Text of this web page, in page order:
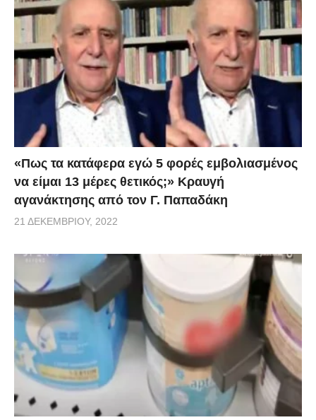
όπως είθισται στα Βαλκάνια, όταν παρουσιάζεται η
ευκαιρία να συμπεριφερθεί κανείς «πατριωτικά»,
υπονομεύοντας με αυτόν τον τρόπο την έννοια του
πατριωτισμού. Το δικαστήριο αποφάσισε ότι η
συμφωνία δεν ήταν σωστή.
(Γ.Μ.): Για ποιους λόγους;
(Ε.Ρ.): Το δικαστήριο αποφάνθηκε ότι η συμφωνία
ήταν επιζήμια για τα εθνικά μας συμφέροντα. Από
εκπλήσσομαι θετικά από την ελληνική κυβέρνηση,
τον πρωθυπουργό κύριο Μητσοτάκη και τον υπουργό
εξωτερικών κύριο Δένδια, γιατί είναι εκπληκτικοί
άνθρωποι, με ανοιχτή καρδιά και με την θέληση να
προχωρήσουν, χωρίς κρυφή ατζέντα και την
φιλοδοξία να φέρουν τις σχέσεις των χωρών στο ίδιο
επίπεδο των σχέσεων των λαών, οι οποίες είναι
εξαιρετικές. Θα ήμουν ευτυχής αν δεν κόβατε αυτό το
«Πως τα κατάφερα εγώ 5 φορές εμβoλιασμένος
να είμαι 13 μέρες θετικός;» Κραυγή
αγανάκτησης από τον Γ. Παπαδάκη
21 ΔΕΚΕΜΒΡΊΟΥ, 2022